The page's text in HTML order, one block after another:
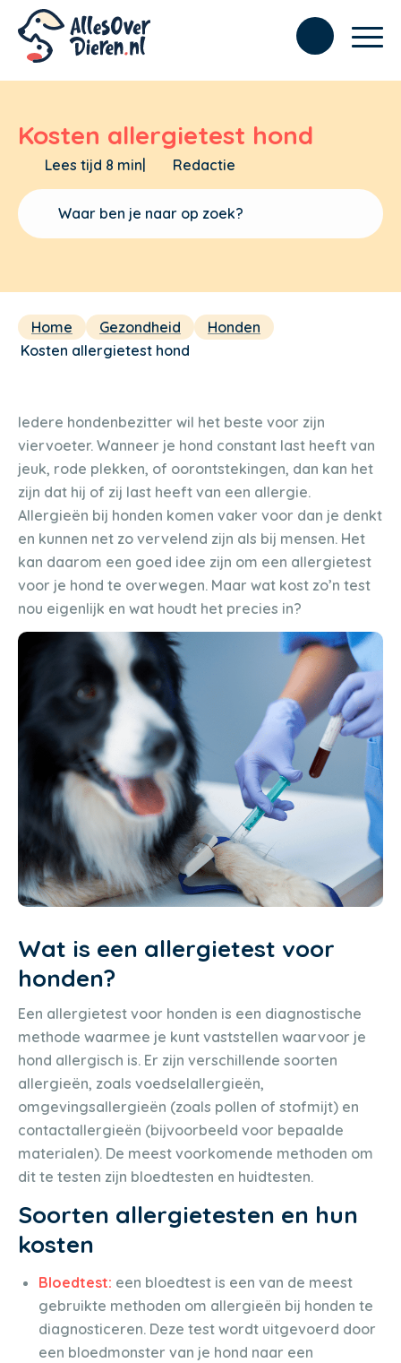
Kosten allergietest hond
Lees tijd 8 min| Redactie
Home Gezondheid
Honden
Kosten allergietest hond
Iedere hondenbezitter wil het beste voor zijn
viervoeter. Wanneer je hond constant last heeft van
jeuk, rode plekken, of oorontstekingen, dan kan het
zijn dat hij of zij last heeft van een allergie.
Allergieën bij honden komen vaker voor dan je denkt
en kunnen net zo vervelend zijn als bij mensen. Het
kan daarom een goed idee zijn om een allergietest
voor je hond te overwegen. Maar wat kost zo’n test
nou eigenlijk en wat houdt het precies in?
Wat is een allergietest voor
honden?
Een allergietest voor honden is een diagnostische
methode waarmee je kunt vaststellen waarvoor je
hond allergisch is. Er zijn verschillende soorten
allergieën, zoals voedselallergieën,
omgevingsallergieën (zoals pollen of stofmijt) en
contactallergieën (bijvoorbeeld voor bepaalde
materialen). De meest voorkomende methoden om
dit te testen zijn bloedtesten en huidtesten.
Soorten allergietesten en hun
kosten
Bloedtest: een bloedtest is een van de meest
gebruikte methoden om allergieën bij honden te
diagnosticeren. Deze test wordt uitgevoerd door
een bloedmonster van je hond naar een